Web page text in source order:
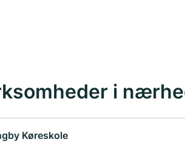
i
Køreskole